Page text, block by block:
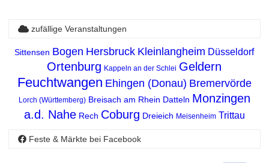
zufällige Veranstaltungen
Sittensen Bogen Hersbruck Kleinlangheim Düsseldorf
Ortenburg Kappeln an der Schlei Geldern
Feuchtwangen Ehingen (Donau) Bremervörde
Lorch (Württemberg) Breisach am Rhein Datteln Monzingen
a.d. Nahe Rech Coburg Dreieich Meisenheim Trittau
Feste & Märkte bei Facebook